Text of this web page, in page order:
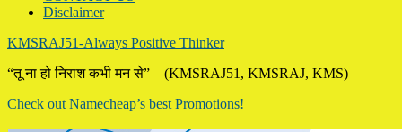
Disclaimer
KMSRAJ51-Always Positive Thinker
“तू ना हो निराश कभी मन से” – (KMSRAJ51, KMSRAJ, KMS)
Check out Namecheap’s best Promotions!